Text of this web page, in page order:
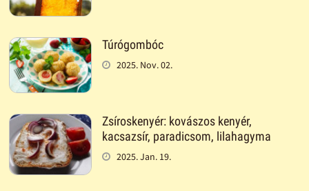
Túrógombóc
2025. Nov. 02.
Zsíroskenyér: kovászos kenyér,
kacsazsír, paradicsom, lilahagyma
2025. Jan. 19.